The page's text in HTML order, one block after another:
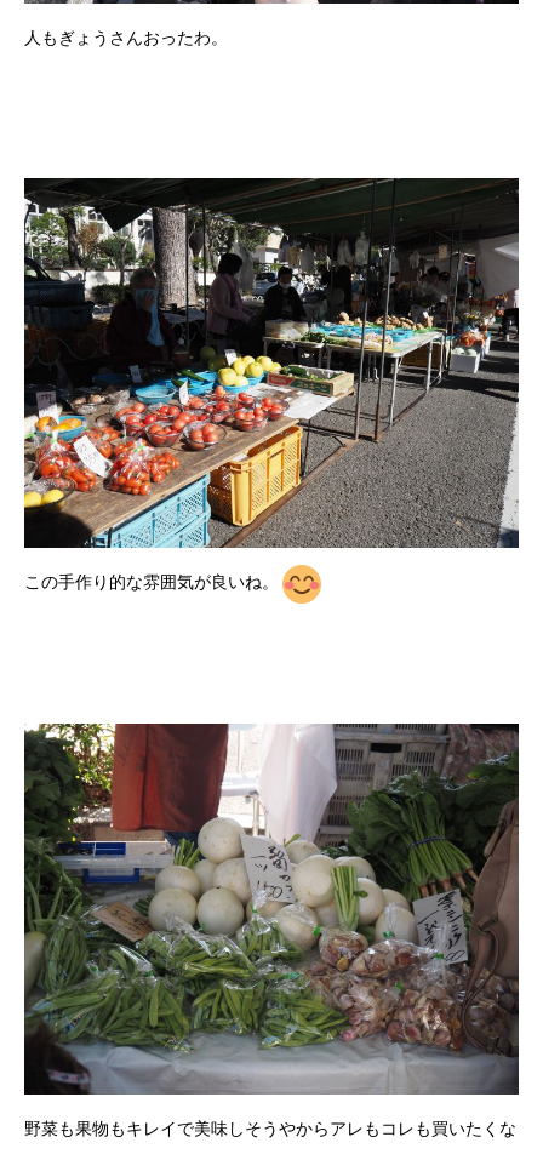
人もぎょうさんおったわ。
この手作り的な雰囲気が良いね。
野菜も果物もキレイで美味しそうやからアレもコレも買いたくな